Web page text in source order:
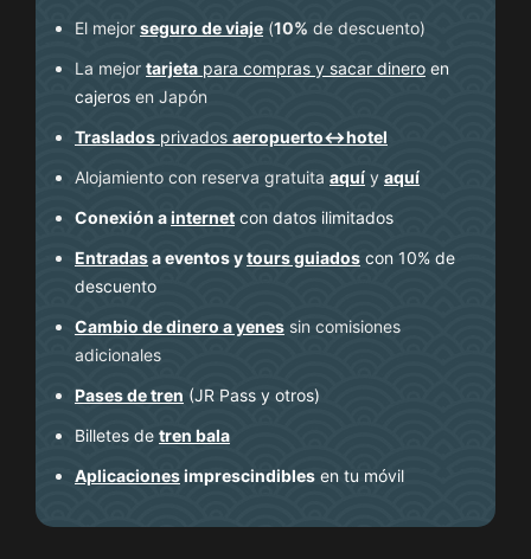
El mejor seguro de viaje (10% de descuento)
La mejor tarjeta para compras y sacar dinero en
cajeros en Japón
Traslados privados aeropuerto↔hotel
Alojamiento con reserva gratuita aquí y aquí
Conexión ainternet con datos ilimitados
Entradasa eventos ytours guiados con 10% de
descuento
Cambio de dinero a yenes sin comisiones
adicionales
Pases de tren (JR Pass y otros)
Billetes de tren bala
Aplicacionesimprescindibles en tu móvil